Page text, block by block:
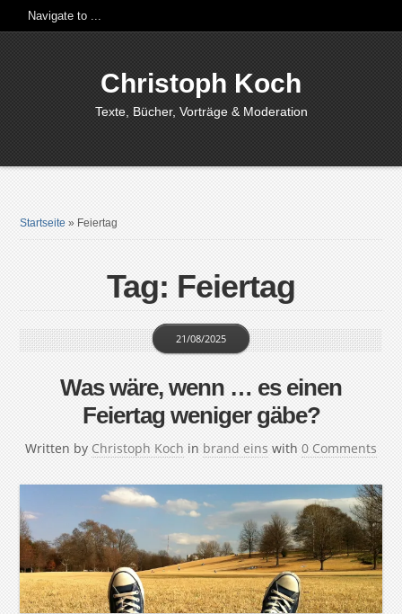
Christoph Koch
Texte, Bücher, Vorträge & Moderation
Startseite » Feiertag
Tag: Feiertag
Was wäre, wenn … es einen
Feiertag weniger gäbe?
Written by Christoph Koch
21/08/2025
in brand eins with 0 Comments